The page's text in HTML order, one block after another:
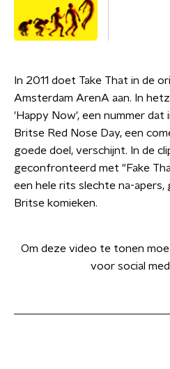
In 2011 doet Take That in de
Amsterdam ArenA aan. In
'Happy Now', een nummer dat
Britse Red Nose Day, een
goede doel, verschijnt. In de
geconfronteerd met "Fake
een hele rits slechte na-apers,
Britse komieken.
Om deze video te tonen
voor social